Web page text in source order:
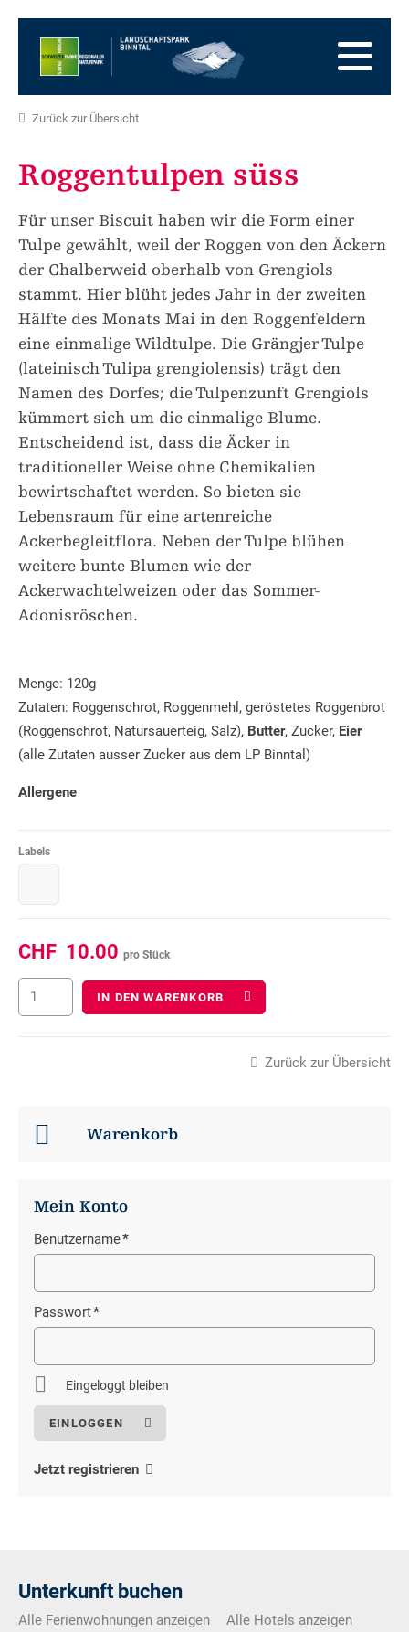
Startseite
Hauptnavigation
Zurück zur Übersicht
Roggentulpen süss
Für unser Biscuit haben wir die Form einer
Tulpe gewählt, weil der Roggen von den Äckern
der Chalberweid oberhalb von Grengiols
stammt. Hier blüht jedes Jahr in der zweiten
Hälfte des Monats Mai in den Roggenfeldern
eine einmalige Wildtulpe. Die Grängjer Tulpe
(lateinisch Tulipa grengiolensis) trägt den
Namen des Dorfes; die Tulpenzunft Grengiols
kümmert sich um die einmalige Blume.
Entscheidend ist, dass die Äcker in
traditioneller Weise ohne Chemikalien
bewirtschaftet werden. So bieten sie
Lebensraum für eine artenreiche
Ackerbegleitflora. Neben der Tulpe blühen
weitere bunte Blumen wie der
Ackerwachtelweizen oder das Sommer-
Adonisröschen.
Menge: 120g
Zutaten: Roggenschrot, Roggenmehl, geröstetes Roggenbrot
(Roggenschrot, Natursauerteig, Salz), Butter, Zucker, Eier
(alle Zutaten ausser Zucker aus dem LP Binntal)
Allergene
Labels
CHF 10.00 pro Stück
IN DEN WARENKORB
Zurück zur Übersicht
Warenkorb
Mein Konto
Benutzername*
Pflichtfeld
Passwort*
Pflichtfeld
Eingeloggt bleiben
Jetzt registrieren
Unterkunft buchen
Alle Ferienwohnungen anzeigen Alle Hotels anzeigen